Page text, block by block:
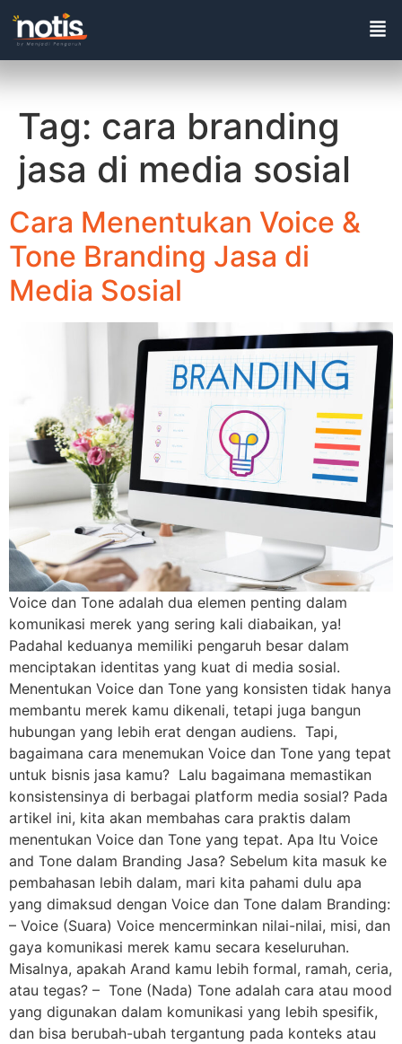
Tag: cara branding
jasa di media sosial
Cara Menentukan Voice &
Tone Branding Jasa di
Media Sosial
Voice dan Tone adalah dua elemen penting dalam
komunikasi merek yang sering kali diabaikan, ya!
Padahal keduanya memiliki pengaruh besar dalam
menciptakan identitas yang kuat di media sosial.
Menentukan Voice dan Tone yang konsisten tidak hanya
membantu merek kamu dikenali, tetapi juga bangun
hubungan yang lebih erat dengan audiens. Tapi,
bagaimana cara menemukan Voice dan Tone yang tepat
untuk bisnis jasa kamu? Lalu bagaimana memastikan
konsistensinya di berbagai platform media sosial? Pada
artikel ini, kita akan membahas cara praktis dalam
menentukan Voice dan Tone yang tepat. Apa Itu Voice
and Tone dalam Branding Jasa? Sebelum kita masuk ke
pembahasan lebih dalam, mari kita pahami dulu apa
yang dimaksud dengan Voice dan Tone dalam Branding:
– Voice (Suara) Voice mencerminkan nilai-nilai, misi, dan
gaya komunikasi merek kamu secara keseluruhan.
Misalnya, apakah Arand kamu lebih formal, ramah, ceria,
atau tegas? – Tone (Nada) Tone adalah cara atau mood
yang digunakan dalam komunikasi yang lebih spesifik,
dan bisa berubah-ubah tergantung pada konteks atau